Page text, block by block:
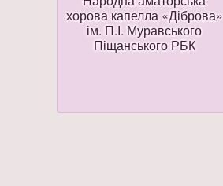
хорова капелла «Діброва»
ім. П.І. Муравського
Піщанського РБК